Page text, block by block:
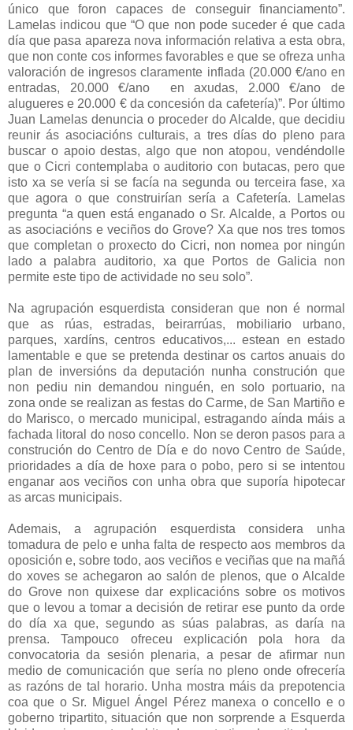
único que foron capaces de conseguir financiamento”.
Lamelas indicou que “O que non pode suceder é que cada
día que pasa apareza nova información relativa a esta obra,
que non conte cos informes favorables e que se ofreza unha
valoración de ingresos claramente inflada (20.000 €/ano en
entradas, 20.000 €/ano en axudas, 2.000 €/ano de
alugueres e 20.000 € da concesión da cafetería)”. Por último
Juan Lamelas denuncia o proceder do Alcalde, que decidiu
reunir ás asociacións culturais, a tres días do pleno para
buscar o apoio destas, algo que non atopou, vendéndolle
que o Cicri contemplaba o auditorio con butacas, pero que
isto xa se vería si se facía na segunda ou terceira fase, xa
que agora o que construirían sería a Cafetería. Lamelas
pregunta “a quen está enganado o Sr. Alcalde, a Portos ou
as asociacións e veciños do Grove? Xa que nos tres tomos
que completan o proxecto do Cicri, non nomea por ningún
lado a palabra auditorio, xa que Portos de Galicia non
permite este tipo de actividade no seu solo”.
Na agrupación esquerdista consideran que non é normal
que as rúas, estradas, beirarrúas, mobiliario urbano,
parques, xardíns, centros educativos,... estean en estado
lamentable e que se pretenda destinar os cartos anuais do
plan de inversións da deputación nunha construción que
non pediu nin demandou ninguén, en solo portuario, na
zona onde se realizan as festas do Carme, de San Martiño e
do Marisco, o mercado municipal, estragando aínda máis a
fachada litoral do noso concello. Non se deron pasos para a
construción do Centro de Día e do novo Centro de Saúde,
prioridades a día de hoxe para o pobo, pero si se intentou
enganar aos veciños con unha obra que suporía hipotecar
as arcas municipais.
Ademais, a agrupación esquerdista considera unha
tomadura de pelo e unha falta de respecto aos membros da
oposición e, sobre todo, aos veciños e veciñas que na mañá
do xoves se achegaron ao salón de plenos, que o Alcalde
do Grove non quixese dar explicacións sobre os motivos
que o levou a tomar a decisión de retirar ese punto da orde
do día xa que, segundo as súas palabras, as daría na
prensa. Tampouco ofreceu explicación pola hora da
convocatoria da sesión plenaria, a pesar de afirmar nun
medio de comunicación que sería no pleno onde ofrecería
as razóns de tal horario. Unha mostra máis da prepotencia
coa que o Sr. Miguel Ángel Pérez manexa o concello e o
goberno tripartito, situación que non sorprende a Esquerda